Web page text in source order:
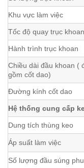
Khu vực làm việc
Tốc độ quay trục khoan
Hành trình trục khoan
Chiều dài đầu khoan (
gồm cốt dao)
Đường kính cốt dao
Hệ thống cung cấp
Dung tích thùng keo
Áp suất làm việc
Số lượng đầu súng